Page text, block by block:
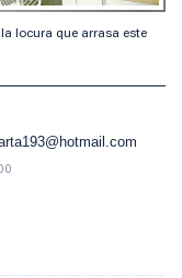
locura que arrasa este